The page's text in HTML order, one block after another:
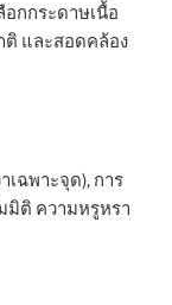
กกระดาษเนื้อ
ติ และสอดคล้อง
เฉพาะจุด), การ
มิติ ความหรูหรา